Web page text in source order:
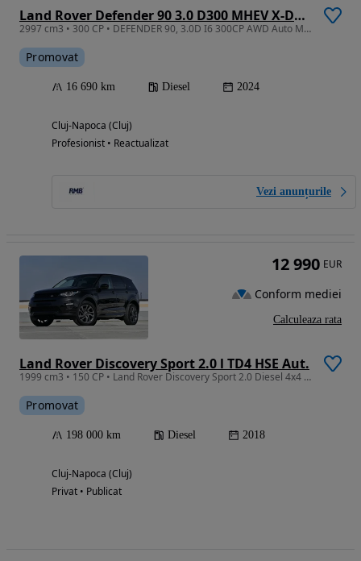
Land Rover Defender 90 3.0 D300 MHEV X-Dynamic HSE
2997 cm3 • 300 CP • DEFENDER 90, 3.0D I6 300CP AWD Auto MHEV, X-Dynamic HSE
Promovat
16 690 km Diesel 2024
Cluj-Napoca (Cluj)
Profesionist • Reactualizat
Vezi anunțurile
Land Rover Discovery Sport 2.0 l TD4 HSE Aut.
1999 cm3 • 150 CP • Land Rover Discovery Sport 2.0 Diesel 4x4 Automat
Promovat
198 000 km Diesel 2018
Cluj-Napoca (Cluj)
Privat • Publicat
12 990 EUR
Conform mediei
Calculeaza rata